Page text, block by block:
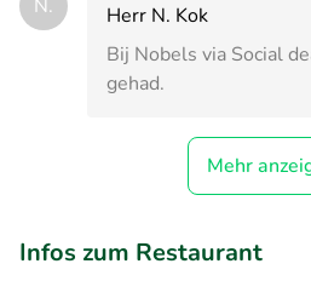
N.
Herr N. Kok
Bij Nobels via Social
gehad.
Mehr
Infos zum Restaurant